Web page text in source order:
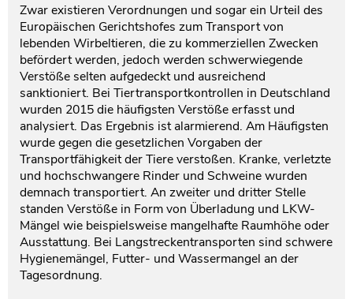
Zwar existieren Verordnungen und sogar ein Urteil des
Europäischen Gerichtshofes zum Transport von
lebenden Wirbeltieren, die zu kommerziellen Zwecken
befördert werden, jedoch werden schwerwiegende
Verstöße selten aufgedeckt und ausreichend
sanktioniert. Bei Tiertransportkontrollen in Deutschland
wurden 2015 die häufigsten Verstöße erfasst und
analysiert. Das Ergebnis ist alarmierend. Am Häufigsten
wurde gegen die gesetzlichen Vorgaben der
Transportfähigkeit der Tiere verstoßen. Kranke, verletzte
und hochschwangere Rinder und Schweine wurden
demnach transportiert. An zweiter und dritter Stelle
standen Verstöße in Form von Überladung und LKW-
Mängel wie beispielsweise mangelhafte Raumhöhe oder
Ausstattung. Bei Langstreckentransporten sind schwere
Hygienemängel, Futter- und Wassermangel an der
Tagesordnung.